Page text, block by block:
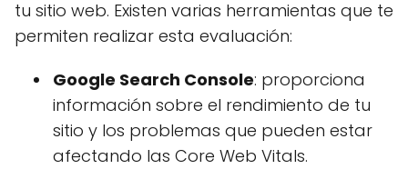
tu sitio web. Existen varias herramientas que te
permiten realizar esta evaluación:
Google Search Console: proporciona
información sobre el rendimiento de tu
sitio y los problemas que pueden estar
afectando las Core Web Vitals.